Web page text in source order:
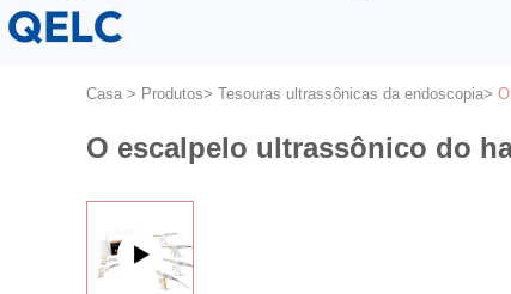
Casa > Produtos> Tesouras ultrassônicas da endoscopia>
O escalpelo ultrassônico do